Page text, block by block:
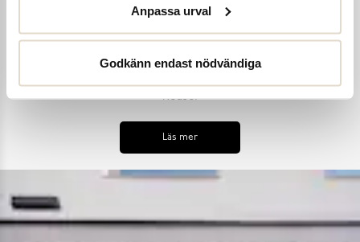
Anpassa urval
Godkänn endast nödvändiga
skede, samt uppmana till ett mer hållbart synsätt på skors
användning, har vi introducerat skoinlämningsboxar i alla våra
Reuse.
Läs mer